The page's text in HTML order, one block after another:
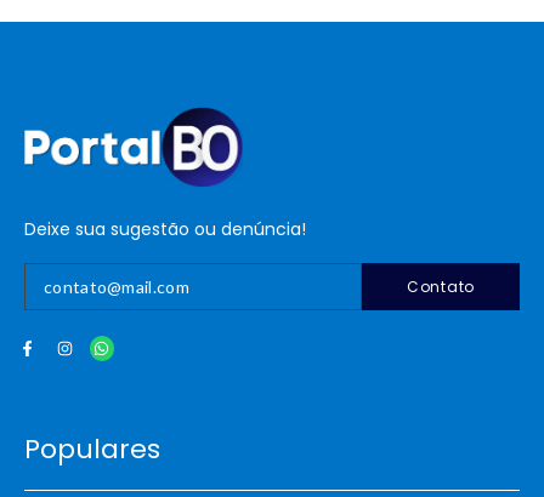
Deixe sua sugestão ou denúncia!
Contato
Populares